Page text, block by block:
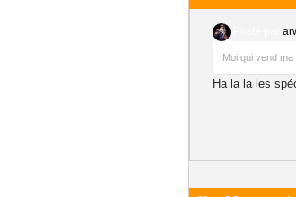
Moi qui vend
Ha la la les